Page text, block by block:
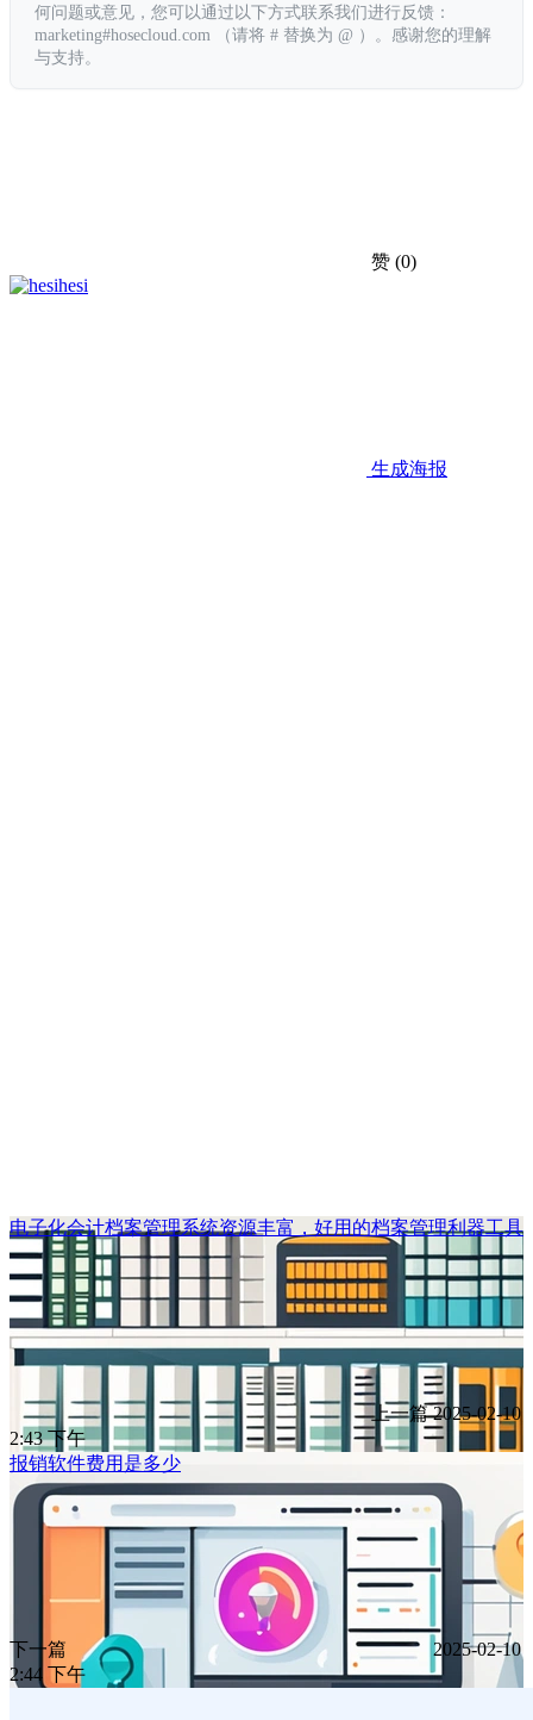
何问题或意见，您可以通过以下方式联系我们进行反馈：
marketing#hosecloud.com （请将 # 替换为 @ ）。感谢您的理解
与支持。
赞 (0)
hesi
生成海报
电子化会计档案管理系统资源丰富，好用的档案管理利器工具
上一篇 2025-02-10
2:43 下午
报销软件费用是多少
下一篇
2025-02-10
2:44 下午